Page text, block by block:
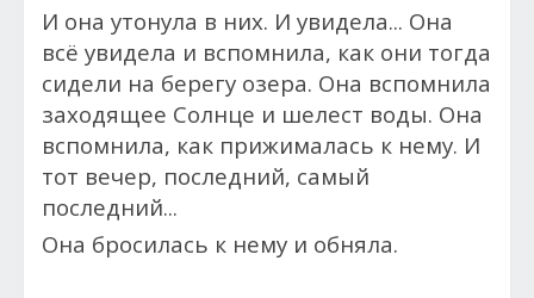
И она утонула в них. И увидела... Она
всё увидела и вспомнила, как они тогда
сидели на берегу озера. Она вспомнила
заходящее Солнце и шелест воды. Она
вспомнила, как прижималась к нему. И
тот вечер, последний, самый
последний...
Она бросилась к нему и обняла.